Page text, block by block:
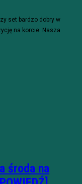
set bardzo dobry w
na korcie. Nasza
środa na